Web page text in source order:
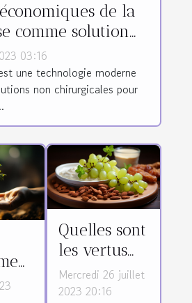
de la
comme solution
pour
de la graisse
03:16
une technologie moderne
non chirurgicales pour
Quelles sont
les vertus
du raisin
sec ?
Mercredi 26 juillet
2023 20:16